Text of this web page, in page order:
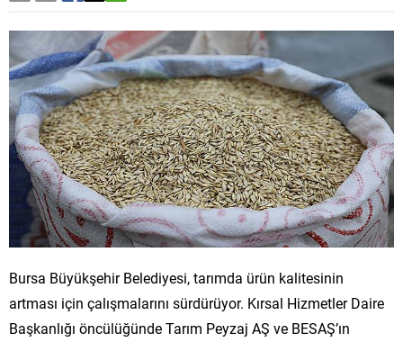
Bursa Büyükşehir Belediyesi, tarımda ürün kalitesinin
artması için çalışmalarını sürdürüyor. Kırsal Hizmetler Daire
Başkanlığı öncülüğünde Tarım Peyzaj AŞ ve BESAŞ’ın